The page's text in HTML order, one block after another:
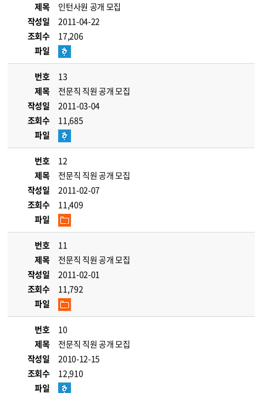
제목
인턴사원 공개 모집
작성일
2011-04-22
조회수
17,206
파일
번호
13
제목
전문직 직원 공개 모집
작성일
2011-03-04
조회수
11,685
파일
번호
12
제목
전문직 직원 공개 모집
작성일
2011-02-07
조회수
11,409
파일
번호
11
제목
전문직 직원 공개 모집
작성일
2011-02-01
조회수
11,792
파일
번호
10
제목
전문직 직원 공개 모집
작성일
2010-12-15
조회수
12,910
파일